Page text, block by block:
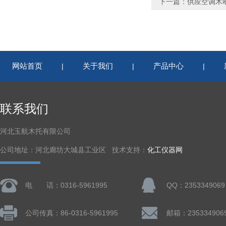
网站首页 | 关于我们 | 产品中心 |
联系我们
河北玉航木托有限公司
公司地址：河北廊坊大城县工业区 技术支持： 化工仪器网
电 话：0316-5961995 QQ：2353349069
公司传真：86-0316-5961995 邮箱：